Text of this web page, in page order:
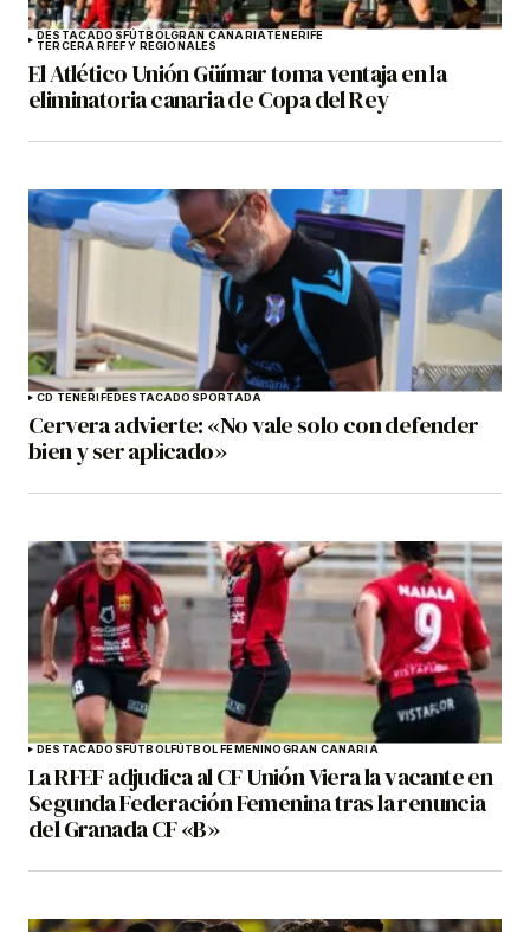
DESTACADOSFÚTBOLGRAN CANARIATENERIFE
TERCERA RFEF Y REGIONALES
El Atlético Unión Güímar toma ventaja en la
eliminatoria canaria de Copa del Rey
CD TENERIFEDESTACADOSPORTADA
Cervera advierte: «No vale solo con defender
bien y ser aplicado»
DESTACADOSFÚTBOLFÚTBOL FEMENINOGRAN CANARIA
La RFEF adjudica al CF Unión Viera la vacante en
Segunda Federación Femenina tras la renuncia
del Granada CF «B»